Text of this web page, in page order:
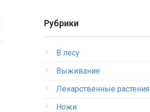
Рубрики
В лесу
Выживание
Лекарственные растения
Ножи